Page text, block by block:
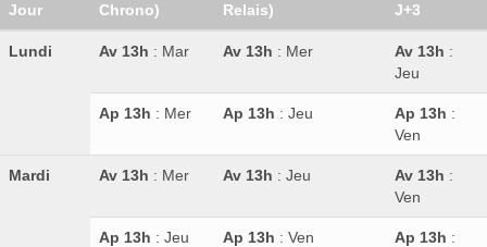
Jour
Chrono)
Relais)
J+3
Lundi Av 13h : Mar Av 13h : Mer Av 13h :
Jeu
Ap 13h : Mer Ap 13h : Jeu Ap 13h :
Ven
Mardi Av 13h : Mer Av 13h : Jeu Av 13h :
Ven
Ap 13h : Jeu Ap 13h : Ven Ap 13h :